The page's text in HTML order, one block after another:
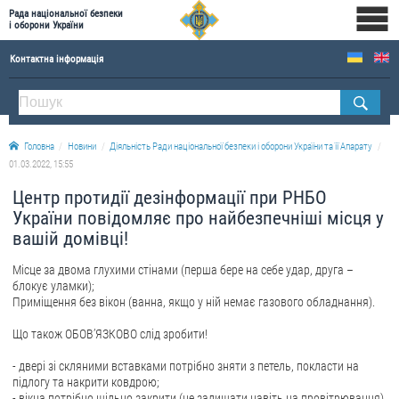
Рада національної безпеки
і оборони України
Контактна інформація
ПРО РНБОУ
Склад Ради національної безпеки і оборони України
Апарат Ради національної безпеки і оборони України
Історична довідка про діяльність Ради національної безпеки і оборони України
ОФІЦІЙНІ ДОКУМЕНТИ
ПРЕСЦЕНТР
Drone Deals
Фотогалерея
Відеогалерея
Головна Новини
Діяльність Ради національної безпеки і оборони України та її Апарату
01.03.2022, 15:55
Центр протидії дезінформації при РНБО
України повідомляє про найбезпечніші місця у
вашій домівці!
Місце за двома глухими стінами (перша бере на себе удар, друга –
блокує уламки);
Приміщення без вікон (ванна, якщо у ній немає газового обладнання).
Що також ОБОВ’ЯЗКОВО слід зробити!
- двері зі скляними вставками потрібно зняти з петель, покласти на
підлогу та накрити ковдрою;